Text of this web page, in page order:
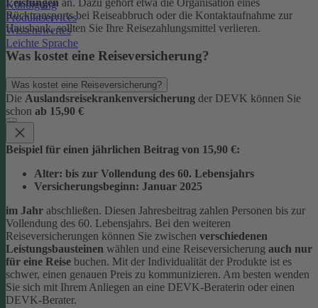
Kündigung
Produktservices
Wissenswertes
Leichte Sprache
Leistungen an. Dazu gehört etwa die Organisation eines
Rücktransports bei Reiseabbruch oder die Kontaktaufnahme zur
Hausbank, sollten Sie Ihre Reisezahlungsmittel verlieren.
Was kostet eine Reiseversicherung?
Was kostet eine Reiseversicherung?
Die Auslandsreisekrankenversicherung der DEVK können Sie
schon ab 15,90 €
Beispiel für einen jährlichen Beitrag von 15,90 €:
Alter: bis zur Vollendung des 60. Lebensjahrs
Versicherungsbeginn: Januar 2025
im Jahr abschließen. Diesen Jahresbeitrag zahlen Personen bis zur
Vollendung des 60. Lebensjahrs. Bei den weiteren
Reiseversicherungen können Sie zwischen verschiedenen
Leistungsbausteinen wählen und eine Reiseversicherung auch nur
für eine Reise buchen. Mit der Individualität der Produkte ist es
schwer, einen genauen Preis zu kommunizieren. Am besten wenden
Sie sich mit Ihrem Anliegen an eine DEVK-Beraterin oder einen
DEVK-Berater.